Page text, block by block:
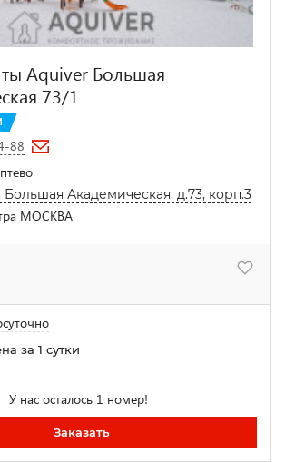
Aquiver Большая
73/1
88
Большая Академическая, д.73, корп.3
МОСКВА
за 1 сутки
У нас осталось 1 номер!
Заказать